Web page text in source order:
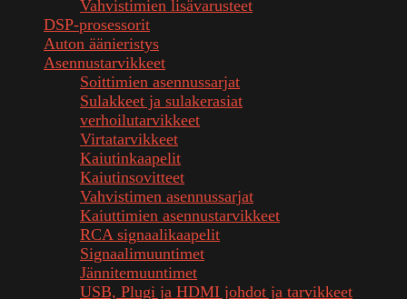
Vahvistimien lisävarusteet
DSP-prosessorit
Auton äänieristys
Asennustarvikkeet
Soittimien asennussarjat
Sulakkeet ja sulakerasiat
verhoilutarvikkeet
Virtatarvikkeet
Kaiutinkaapelit
Kaiutinsovitteet
Vahvistimen asennussarjat
Kaiuttimien asennustarvikkeet
RCA signaalikaapelit
Signaalimuuntimet
Jännitemuuntimet
USB, Plugi ja HDMI johdot ja tarvikkeet